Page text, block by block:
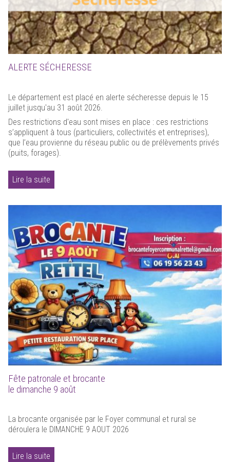
ALERTE SÉCHERESSE
Le département est placé en alerte sécheresse depuis le 15
juillet jusqu'au 31 août 2026.
Des restrictions d'eau sont mises en place : ces restrictions
s’appliquent à tous (particuliers, collectivités et entreprises),
que l’eau provienne du réseau public ou de prélèvements privés
(puits, forages).
Lire la suite
Fête patronale et brocante
le dimanche 9 août
La brocante organisée par le Foyer communal et rural se
déroulera le DIMANCHE 9 AOUT 2026
Lire la suite